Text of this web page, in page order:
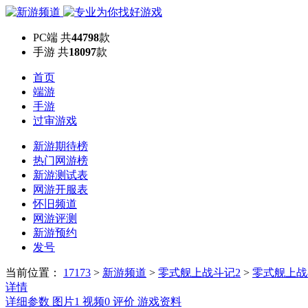
PC端 共44798款
手游 共18097款
首页
端游
手游
过审游戏
新游期待榜
热门网游榜
新游测试表
网游开服表
怀旧频道
网游评测
新游预约
发号
当前位置： 17173 > 新游频道 > 零式舰上战斗记2 > 零式舰上
详情
详细参数 图片1 视频0 评价 游戏资料